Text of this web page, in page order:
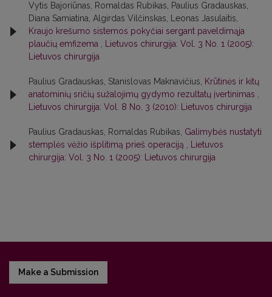
Vytis Bajoriūnas, Romaldas Rubikas, Paulius Gradauskas,
Diana Samiatina, Algirdas Vilčinskas, Leonas Jasulaitis,
Kraujo krešumo sistemos pokyčiai sergant paveldimąja
plaučių emfizema
Lietuvos chirurgija: Vol. 3 No. 1 (2005):
Lietuvos chirurgija
Paulius Gradauskas, Stanislovas Maknavičius,
Krūtinės ir kitų
anatominių sričių sužalojimų gydymo rezultatų įvertinimas
Lietuvos chirurgija: Vol. 8 No. 3 (2010): Lietuvos chirurgija
Paulius Gradauskas, Romaldas Rubikas, Galimybės nustatyti
stemplės vėžio išplitimą prieš operaciją
Lietuvos
chirurgija: Vol. 3 No. 1 (2005): Lietuvos chirurgija
Make a Submission